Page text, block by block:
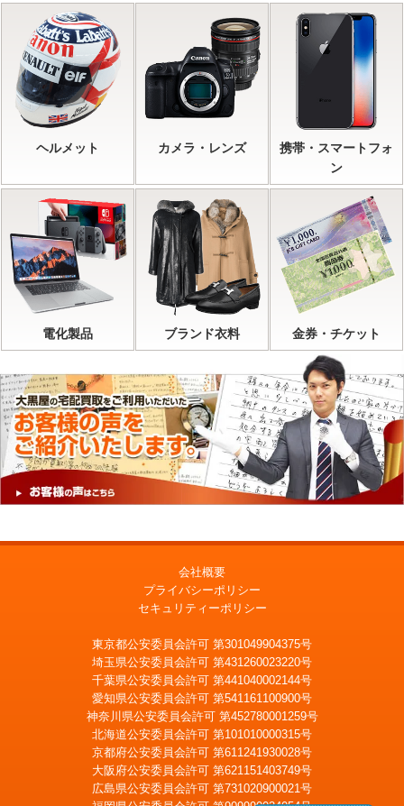
ヘルメット カメラ・レンズ
携帯・スマートフォ
ン
電化製品 ブランド衣料 金券・チケット
会社概要
プライバシーポリシー
セキュリティーポリシー
東京都公安委員会許可 第301049904375号
埼玉県公安委員会許可 第431260023220号
千葉県公安委員会許可 第441040002144号
愛知県公安委員会許可 第541161100900号
神奈川県公安委員会許可 第452780001259号
北海道公安委員会許可 第101010000315号
京都府公安委員会許可 第611241930028号
大阪府公安委員会許可 第621151403749号
広島県公安委員会許可 第731020900021号